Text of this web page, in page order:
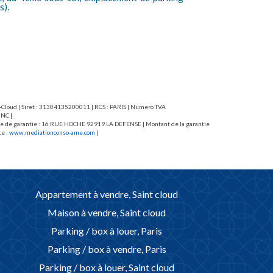
| Siret : 31304135200011 | RCS : PARIS | Numero TVA
|
garantie : 16 RUE HOCHE 92919 LA DEFENSE | Montant de la garantie
: www.mediationconso-ame.com |
Appartement à vendre, Saint cloud
Maison à vendre, Saint cloud
Parking / box à louer, Paris
Parking / box à vendre, Paris
Parking / box à louer, Saint cloud